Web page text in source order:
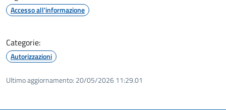
Accesso all'informazione
Categorie:
Autorizzazioni
Ultimo aggiornamento: 20/05/2026 11:29.01